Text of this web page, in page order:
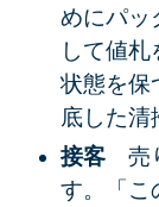
めにパッ
して値
状態を保
底した清
接客 売
す。「こ